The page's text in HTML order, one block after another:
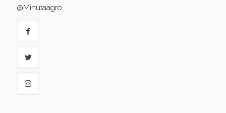
@Minutaagro